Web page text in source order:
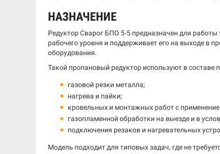
НАЗНАЧЕНИЕ
Редуктор Сварог БПО 5-5 предназначен для работы
рабочего уровня и поддерживает его на выходе в
оборудования.
Такой пропановый редуктор используют в составе
газовой резки металла;
нагрева и пайки;
кровельных и монтажных работ с
газопламенной обработки на выезде и в
подключения резаков и нагревательных
Модель подходит для типовых задач, где не